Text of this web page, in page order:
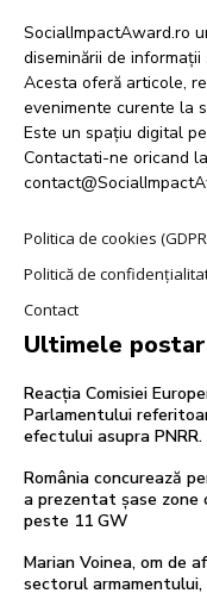
SocialImpactAward.ro
diseminării de
Acesta oferă articole,
evenimente curente la
Este un spațiu digital
Contactati-ne oricand
Politica de cookies
Politică de
Contact
Ultimele
Reacția Comisiei
Parlamentului
efectului asupra PNRR.
România concurează
a prezentat șase
peste 11 GW
Marian Voinea, om de
sectorul